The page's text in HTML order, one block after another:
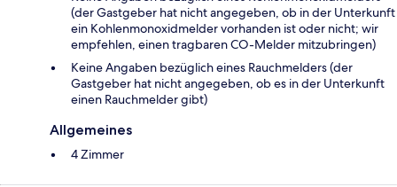
(der Gastgeber hat nicht angegeben, ob in der Unterkunft
ein Kohlenmonoxidmelder vorhanden ist oder nicht; wir
empfehlen, einen tragbaren CO-Melder mitzubringen)
Keine Angaben bezüglich eines Rauchmelders (der
Gastgeber hat nicht angegeben, ob es in der Unterkunft
einen Rauchmelder gibt)
Allgemeines
4 Zimmer